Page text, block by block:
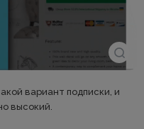
вариант подписки, и
высокий.